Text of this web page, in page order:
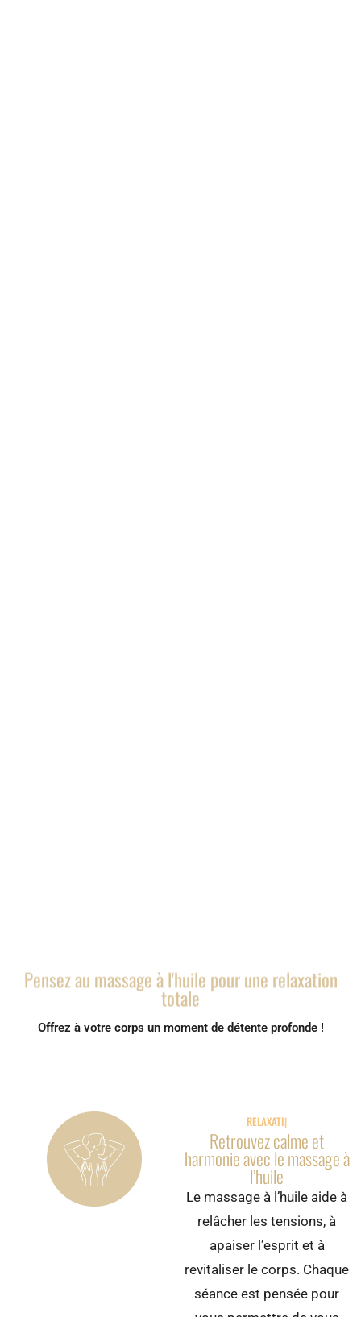
Pensez au massage à l'huile pour une relaxation
totale
Offrez à votre corps un moment de détente profonde !
RELAXATION PAR
Retrouvez calme et
harmonie avec le massage à
l’huile
Le massage à l’huile aide à
relâcher les tensions, à
apaiser l’esprit et à
revitaliser le corps. Chaque
séance est pensée pour